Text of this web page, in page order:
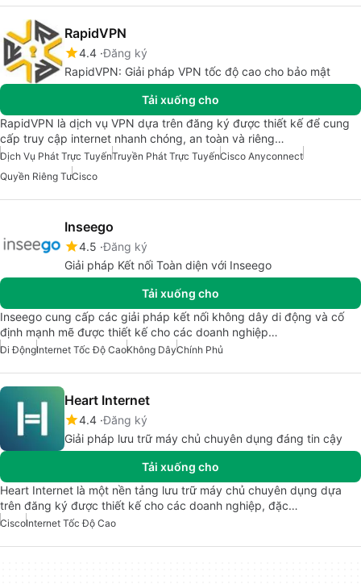
RapidVPN
4.4 Đăng ký
RapidVPN: Giải pháp VPN tốc độ cao cho bảo mật
Tải xuống cho
RapidVPN là dịch vụ VPN dựa trên đăng ký được thiết kế để cung
cấp truy cập internet nhanh chóng, an toàn và riêng…
Dịch Vụ Phát Trực TuyếnTruyền Phát Trực TuyếnCisco Anyconnect
Quyền Riêng TưCisco
Inseego
4.5 Đăng ký
Giải pháp Kết nối Toàn diện với Inseego
Tải xuống cho
Inseego cung cấp các giải pháp kết nối không dây di động và cố
định mạnh mẽ được thiết kế cho các doanh nghiệp…
Di ĐộngInternet Tốc Độ CaoKhông DâyChính Phủ
Heart Internet
4.4 Đăng ký
Giải pháp lưu trữ máy chủ chuyên dụng đáng tin cậy
Tải xuống cho
Heart Internet là một nền tảng lưu trữ máy chủ chuyên dụng dựa
trên đăng ký được thiết kế cho các doanh nghiệp, đặc…
CiscoInternet Tốc Độ Cao